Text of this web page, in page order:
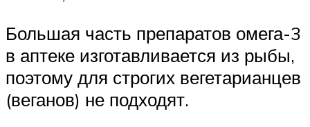
Большая часть препаратов омега-3
в аптеке изготавливается из рыбы,
поэтому для строгих вегетарианцев
(веганов) не подходят.